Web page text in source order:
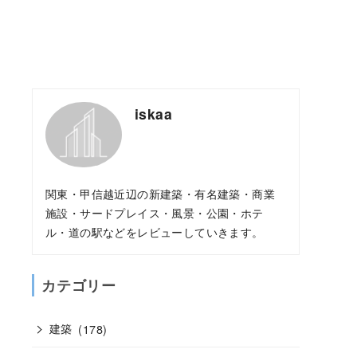
iskaa
関東・甲信越近辺の新建築・有名建築・商業
施設・サードプレイス・風景・公園・ホテ
ル・道の駅などをレビューしていきます。
カテゴリー
建築 (178)